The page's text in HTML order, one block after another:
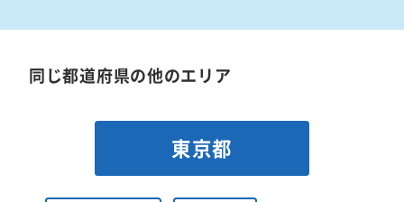
同じ都道府県の他のエリア
東京都